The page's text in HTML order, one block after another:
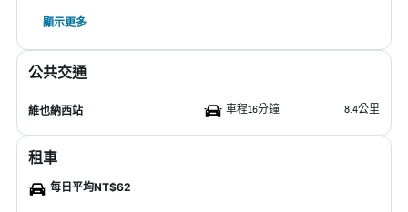
顯示更多
公共交通
維也納西站 車程16分鐘 8.4公里
租車
每日平均NT$62